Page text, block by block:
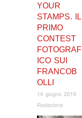
YOUR
STAMPS. IL
PRIMO
CONTEST
FOTOGRAF
ICO SUI
FRANCOB
OLLI
14 giugno 2019
Redazione